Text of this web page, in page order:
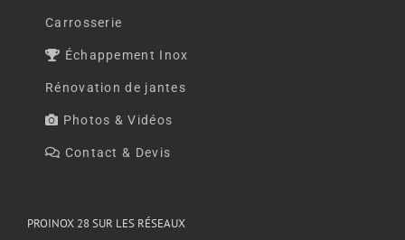
Carrosserie
Échappement Inox
Rénovation de jantes
Photos & Vidéos
Contact & Devis
PROINOX 28 SUR LES RÉSEAUX